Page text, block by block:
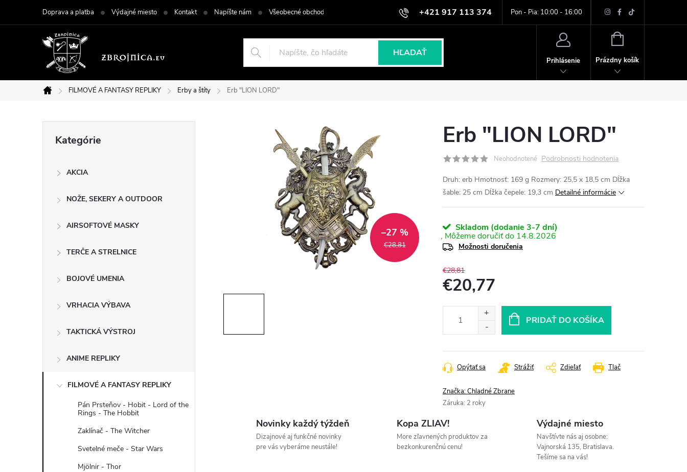
+421 917 113 374 Pon - Pia: 10:00 - 16:00
Doprava a platba Výdajné miesto Kontakt Napíšte nám Všeobecné obchodné podmienky Podmienky ochrany osobných údajov
HĽADAŤ
Prihlásenie
NÁKUPNÝ
Prázdny košík
Domov
FILMOVÉ A FANTASY REPLIKY Erby a štíty Erb "LION LORD"
kategórie
Kategórie
AKCIA
NOŽE, SEKERY A OUTDOOR
AIRSOFTOVÉ MASKY
TERČE A STRELNICE
BOJOVÉ UMENIA
VRHACIA VÝBAVA
TAKTICKÁ VÝSTROJ
ANIME REPLIKY
FILMOVÉ A FANTASY REPLIKY
Pán Prsteňov - Hobit - Lord of the
Rings - The Hobbit
Zaklínač - The Witcher
Svetelné meče - Star Wars
Mjölnir - Thor
€28,81
–27 %
Erb "LION LORD"
Neohodnotené Podrobnosti hodnotenia
Druh: erb Hmotnosť: 169 g Rozmery: 25,5 x 18,5 cm Dĺžka
šable: 25 cm Dĺžka čepele: 19,3 cm Detailné informácie
Skladom (dodanie 3-7 dní)
14.8.2026
Možnosti doručenia
€28,81
€20,77
PRIDAŤ DO KOŠÍKA
Tlač
Opýtať sa Strážiť Zdieľať
Značka:Chladné Zbrane
Záruka: 2 roky
Novinky každý týždeň
Dizajnové aj funkčné novinky
pre vás vyberáme neustále!
Kopa ZLIAV!
More zľavnených produktov za
bezkonkurenčnú cenu!
Výdajné miesto
Navštívte nás aj osobne:
Vajnorská 135, Bratislava.
Tešíme sa na vás!